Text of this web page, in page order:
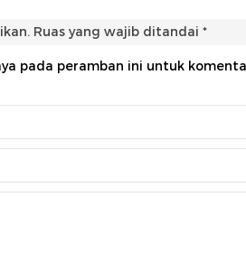
Ruas yang wajib ditandai *
pada peramban ini untuk